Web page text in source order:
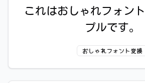
これはおしゃれフォン
プルです。
おしゃれフォント変換